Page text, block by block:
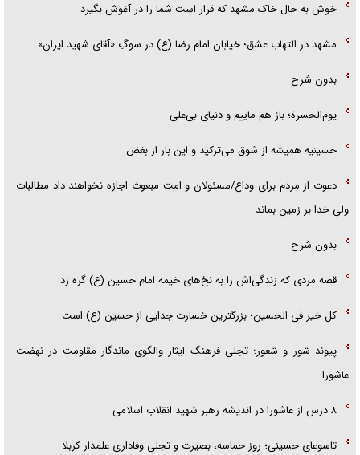
خوش به حال خاک مشهد که قرار است شما را در آغوش بگیرد
مشهد در التهاب عشق؛ خیابان امام رضا (ع) در سوگِ «آقای شهید ایران»
بدون شرح
یوم‌الحسرة؛ باز هم ماییم و دنیای بی‌علی
حسینیه همیشه از شوق می‌ترکید و این بار از بغض
دعوت از مردم برای وداع/مسئولان و امت مبعوث اجازه نخواهند داد مطالبات
ولی خدا بر زمین بماند
بدون شرح
قصه مردی که زندگی‌اش را به نخ‌های خیمه امام حسین (ع) گره زد
کل خیر فی الحسین؛ بزرگترین خسارت جدایی از حسین (ع) است
پیوند شور و شعور؛ تجلی فرهنگ ایثار والگوی ماندگار مقاومت در نهضت
عاشورا
۸ درس از عاشورا در اندیشه رهبر شهید انقلاب اسلامی
تاسوعای حسینی؛ روز حماسه، بصیرت و تجلی وفاداری علمدار کربلا